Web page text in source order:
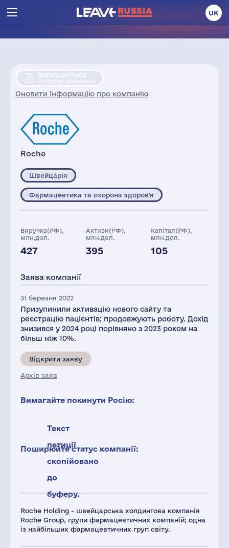
UK
Залишається
Скорочує діяльність
Оновити інформацію про компанію
Roche
Roche Holding - швейцарська холдингова компанія
Roche Group, групи фармацевтичних компаній; одна
із найбільших фармацевтичних груп світу.
Швейцарія
Фармацевтика та охорона здоров'я
Виручка(РФ),
млн.дол.
427
Активи(РФ),
млн.дол.
395
Капітал(РФ),
млн.дол.
105
68635
Заява компанії
31 березня 2022
Призупинили активацію нового сайту та
реєстрацію пацієнтів; продовжують роботу. Дохід
знизився у 2024 році порівняно з 2023 роком на
більш ніж 10%.
Відкрити заяву
Архів заяв
Вимагайте покинути Росію:
Текст
петиції
скопійовано
до
буферу.
Поширюйте статус компанії: